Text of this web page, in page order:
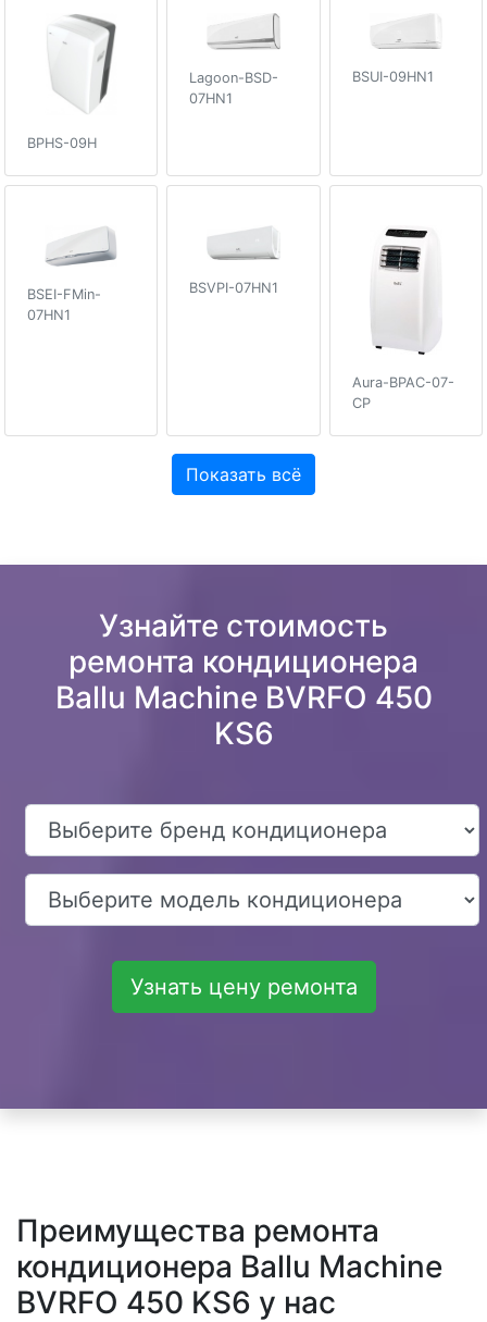
BPHS-09H
Lagoon-BSD-
07HN1
BSUI-09HN1
BSEI-FMin-
07HN1
BSVPI-07HN1
Aura-BPAC-07-
CP
Показать всё
Узнайте стоимость
ремонта кондиционера
Ballu Machine BVRFO 450
KS6
Узнать цену ремонта
Преимущества ремонта
кондиционера Ballu Machine
BVRFO 450 KS6 у нас